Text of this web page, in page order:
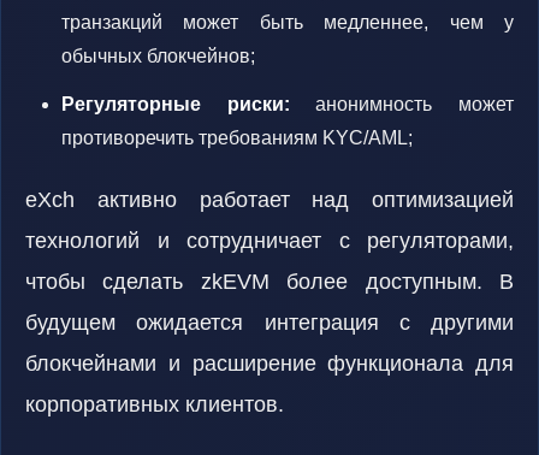
транзакций может быть медленнее, чем у
обычных блокчейнов;
Регуляторные риски: анонимность может
противоречить требованиям KYC/AML;
eXch активно работает над оптимизацией
технологий и сотрудничает с регуляторами,
чтобы сделать zkEVM более доступным. В
будущем ожидается интеграция с другими
блокчейнами и расширение функционала для
корпоративных клиентов.